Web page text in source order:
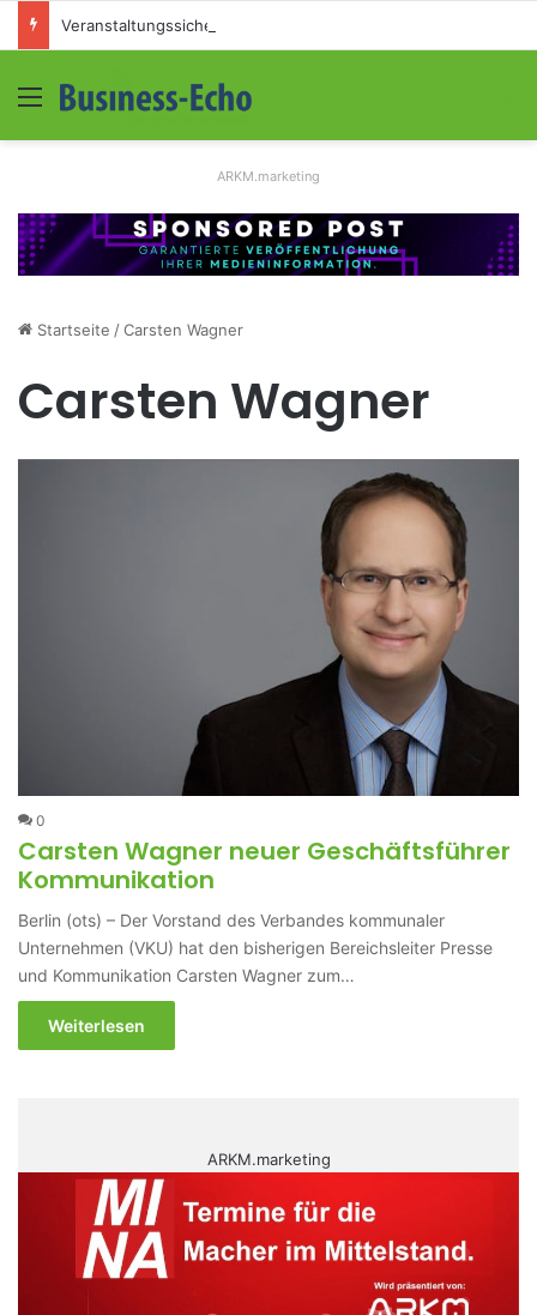
Menü
ARKM.marketing
Startseite /Carsten Wagner
Carsten Wagner
0
Carsten Wagner neuer Geschäftsführer
Kommunikation
Berlin (ots) – Der Vorstand des Verbandes kommunaler
Unternehmen (VKU) hat den bisherigen Bereichsleiter Presse
und Kommunikation Carsten Wagner zum…
Weiterlesen
ARKM.marketing